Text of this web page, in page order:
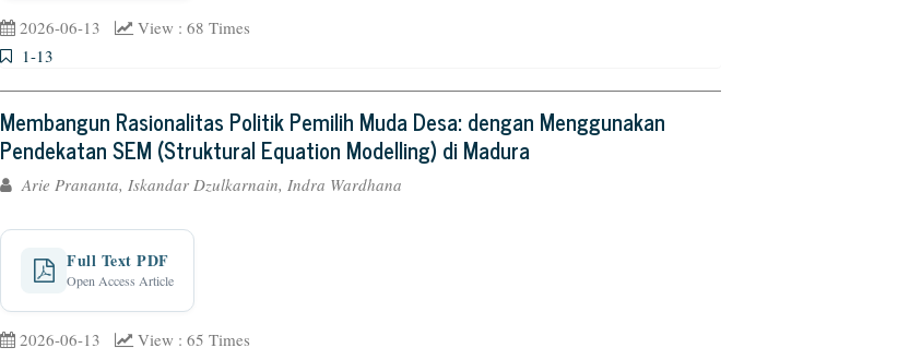
2026-06-13
View : 68 Times
1-13
Membangun Rasionalitas Politik Pemilih Muda Desa: dengan Menggunakan
Pendekatan SEM (Struktural Equation Modelling) di Madura
Arie Prananta, Iskandar Dzulkarnain, Indra Wardhana
Full Text PDF
Open Access Article
2026-06-13
View : 65 Times